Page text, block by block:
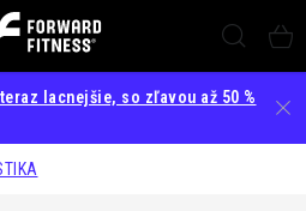
lacnejšie, so zľavou až 50 %